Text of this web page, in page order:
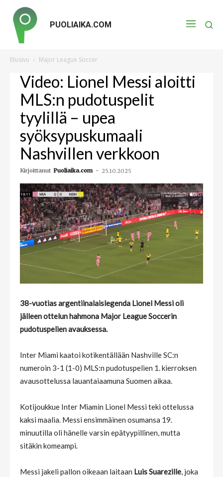
PUOLIAIKA.COM
Etusivu Major League Soccer
Video: Lionel Messi aloitti
MLS:n pudotuspelit
tyylillä – upea
syöksypuskumaali
Nashvillen verkkoon
Kirjoittanut Puoliaika.com - 25.10.2025
38-vuotias argentiinalaislegenda Lionel Messi oli
jälleen ottelun hahmona Major League Soccerin
pudotuspelien avauksessa.
Inter Miami kaatoi kotikentällään Nashville SC:n
numeroin 3-1 (1-0) MLS:n pudotuspelien 1. kierroksen
avausottelussa lauantaiaamuna Suomen aikaa.
Kotijoukkue Inter Miamin Lionel Messi teki ottelussa
kaksi maalia. Messi ensimmäinen osumansa 19.
minuutilla oli hänelle varsin epätyypillinen, mutta
sitäkin komeampi.
Messi jakeli pallon oikeaan laitaan Luis Suarezille, joka